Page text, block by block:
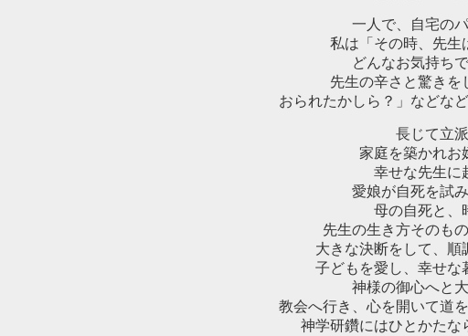
一人で、自宅のパ
私は「その時、先
どんなお気持ち
先生の辛さと驚きを
おられたかしら？」などな
長じて立派
家庭を築かれお
幸せな先生に
愛娘が自死を試
母の自死と、
先生の生き方そのも
大きな決断をして、順
子どもを愛し、幸せな
神様の御心へと
教会へ行き、心を開いて道
神学研鑽にはひとかたな